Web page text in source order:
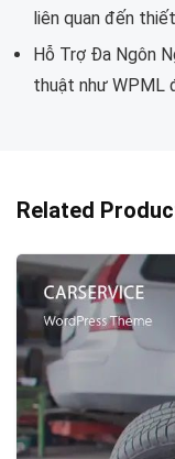
liên quan đến
Hỗ Trợ Đa Ngôn
thuật như WPML
Related